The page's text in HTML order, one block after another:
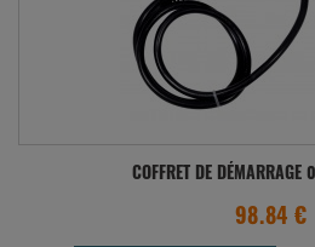
COFFRET DE
98.84 €